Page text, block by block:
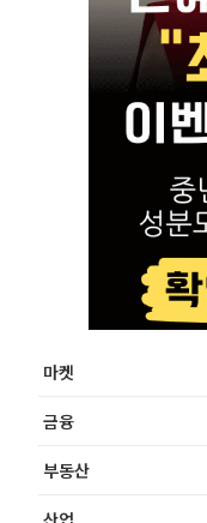
마켓
금융
부동산